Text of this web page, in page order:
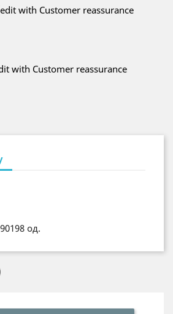
with Customer reassurance
with Customer reassurance
од.